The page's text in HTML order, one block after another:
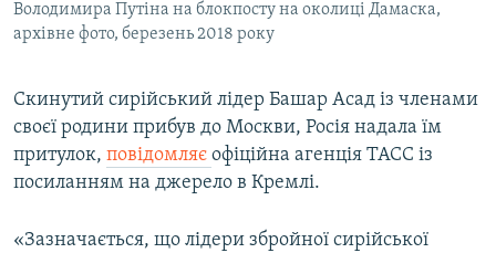
РУС
КТАТ
ДОЛУЧАЙСЯ!
Володимира Путіна на блокпосту на околиці Дамаска,
архівне фото, березень 2018 року
Скинутий сирійський лідер Башар Асад із членами
своєї родини прибув до Москви, Росія надала їм
притулок, повідомляє офіційна агенція ТАСС із
посиланням на джерело в Кремлі.
«Зазначається, що лідери збройної сирійської